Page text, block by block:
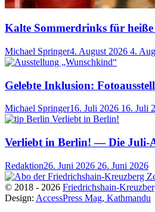
Kalte Sommerdrinks für heiße
Michael Springer4. August 2026 4.
Gelebte Inklusion:
Michael Springer16. Juli 2026 16. Juli
Verliebt in Berlin! — Die Juli-
Redaktion26. Juni 2026 26. Juni 2026
© 2018 - 2026 Friedrichshain-
Design: AccessPress Mag, Kathmandu